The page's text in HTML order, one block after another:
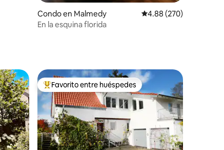
Condo en Malmedy Calificación promedio:
4.88 (270)
En la esquina florida
Favorito entre huéspedes preferido
Favorito entre huéspedes